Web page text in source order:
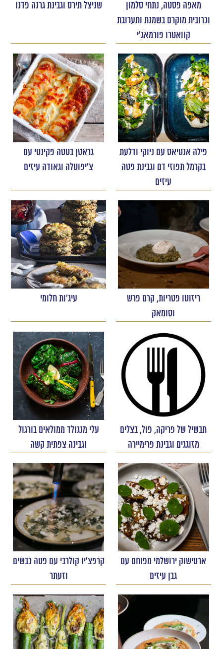
מאפה פסטה, נתחי סלמון
וכרובית מוקרם בשמנת ותערובת
קוואטרו פורמאג'י
שניצל תירס וגבינת גרנה פדנו
פילה אנטיאס עם ניוקי ודלעת
בקרמל תפוזי דם וגבינת פטה
עיזים
גראטן בטטה פקינטי עם
צ'יפוטלה וגאודה עיזים
ריזוטו פטריות, קרם פרש
וסומאק
עיג'ות חלומי
תבשיל של פריקה, פול, בצלים
מזוגגים וגבינת פרימיירה
עלי מנגולד ממולאים בורגול
וגבינה צפתית קשה
ארטישוק ירושלמי מפוחם עם
גבן עיזים
קרפצ'יו קולרבי עם פטה כבשים
וזעתר